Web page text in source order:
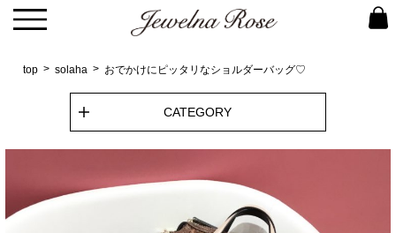
top solaha おでかけにピッタリなショルダーバッグ♡
CATEGORY